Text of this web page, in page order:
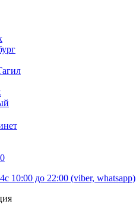
0
с 10:00 до 22:00 (viber, whatsapp)